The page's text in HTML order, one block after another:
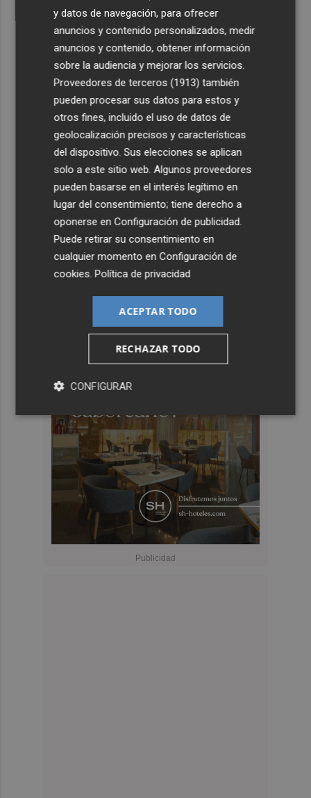
y datos de navegación, para ofrecer
anuncios y contenido personalizados, medir
anuncios y contenido, obtener información
sobre la audiencia y mejorar los servicios.
Proveedores de terceros (1913) también
pueden procesar sus datos para estos y
otros fines, incluido el uso de datos de
geolocalización precisos y características
del dispositivo. Sus elecciones se aplican
solo a este sitio web. Algunos proveedores
pueden basarse en el interés legítimo en
lugar del consentimiento; tiene derecho a
oponerse enConfiguración de publicidad
Puede retirar su consentimiento en
cualquier momento enConfiguración de
cookies .Política de privacidad
ACEPTAR TODO
RECHAZAR TODO
CONFIGURAR